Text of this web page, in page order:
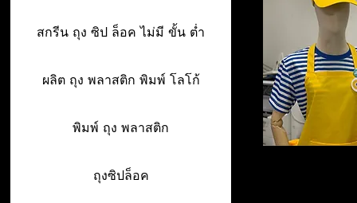
สกรีน ถุง ซิป ล็อค ไม่มี ขั้น ต่ำ
ผลิต ถุง พลาสติก พิมพ์ โลโก้
พิมพ์ ถุง พลาสติก
ถุงซิปล็อค